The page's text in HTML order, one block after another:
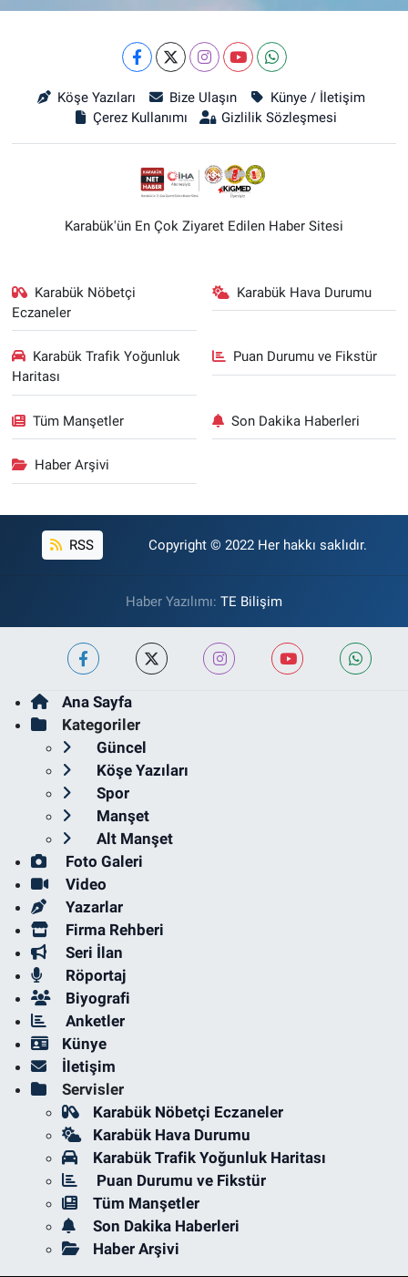
Köşe Yazıları Bize Ulaşın
Künye / İletişim
Çerez Kullanımı
Gizlilik Sözleşmesi
Karabük'ün En Çok Ziyaret Edilen Haber Sitesi
Karabük Nöbetçi
Eczaneler
Karabük Hava Durumu
Karabük Trafik Yoğunluk
Haritası
Puan Durumu ve Fikstür
Tüm Manşetler Son Dakika Haberleri
Haber Arşivi
RSS Copyright © 2022 Her hakkı saklıdır.
Haber Yazılımı: TE Bilişim
Ana Sayfa
Kategoriler
Güncel
Köşe Yazıları
Spor
Manşet
Alt Manşet
Foto Galeri
Video
Yazarlar
Firma Rehberi
Seri İlan
Röportaj
Biyografi
Anketler
Künye
İletişim
Servisler
Karabük Nöbetçi Eczaneler
Karabük Hava Durumu
Karabük Trafik Yoğunluk Haritası
Puan Durumu ve Fikstür
Tüm Manşetler
Son Dakika Haberleri
Haber Arşivi